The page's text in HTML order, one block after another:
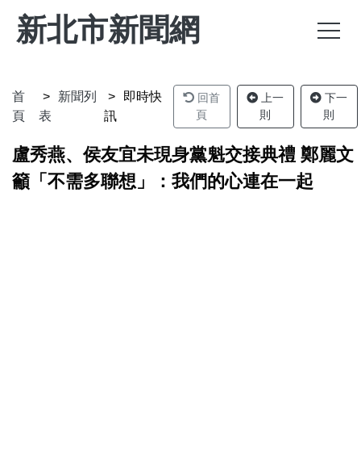
新北市新聞網
首
頁
新聞列
表
即時快
訊
回首
頁
上一
則
下一
則
盧秀燕、侯友宜未現身黨魁交接典禮 鄭麗文
籲「不需多聯想」：我們的心連在一起